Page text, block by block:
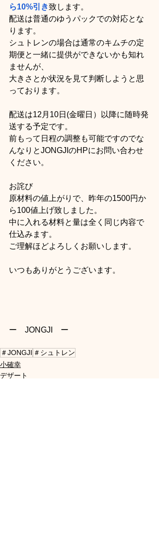
ら10%引き致します。
配送は普通のゆうパックでの対応とな
ります。
シュトレンの場合は通常のキムチの定
期便と一緒に提供ができないかも知れ
ませんが、
大きさとか状況を見て判断しようと思
っております。
配送は12月10日(金曜日）以降に随時発
送する予定です。
前もって日程の調整も可能ですのでな
んなりとJONGJIのHPにお問い合わせ
ください。
お詫び
原材料の値上がりで、昨年の1500円か
ら100値上げ致しました。
中に入れる材料と量は全く同じ内容で
仕込みます。
ご理解ほどよろしくお願いします。
いつもありがとうございます。
ー　JONGJI　ー
＃JONGJI ＃シュトレン
小確幸
デザート